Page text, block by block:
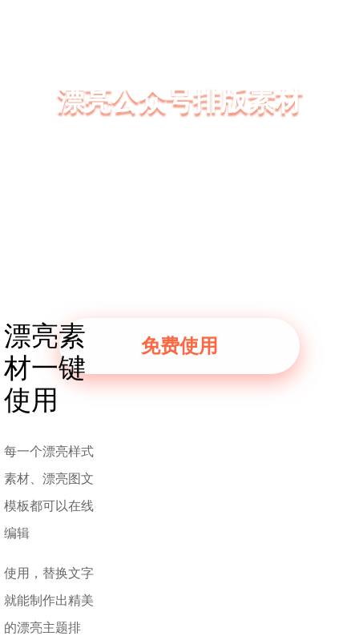
漂亮公众号排版素材
免费使用
漂亮素
材一键
使用
每一个漂亮样式
素材、漂亮图文
模板都可以在线
编辑
使用，替换文字
就能制作出精美
的漂亮主题排